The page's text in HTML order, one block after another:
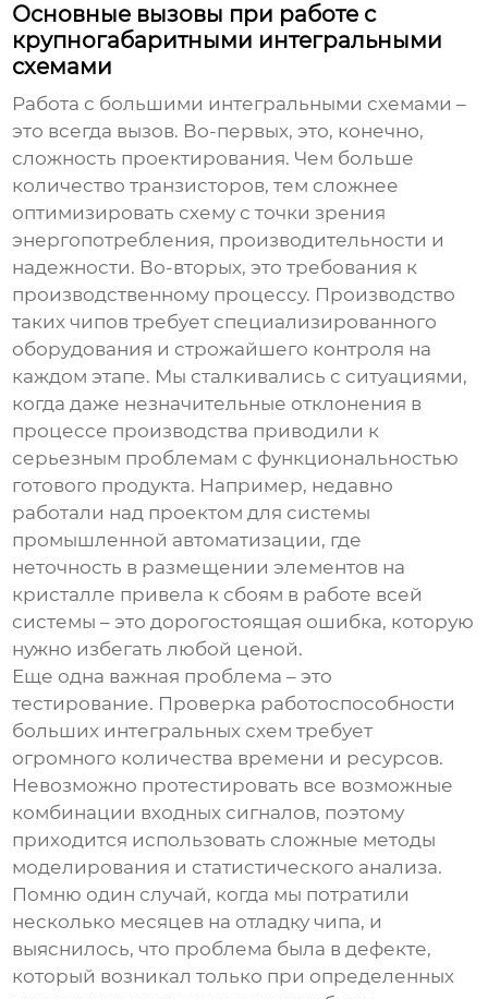
Основные вызовы при работе с
крупногабаритными интегральными
схемами
Работа с большими интегральными схемами –
это всегда вызов. Во-первых, это, конечно,
сложность проектирования. Чем больше
количество транзисторов, тем сложнее
оптимизировать схему с точки зрения
энергопотребления, производительности и
надежности. Во-вторых, это требования к
производственному процессу. Производство
таких чипов требует специализированного
оборудования и строжайшего контроля на
каждом этапе. Мы сталкивались с ситуациями,
когда даже незначительные отклонения в
процессе производства приводили к
серьезным проблемам с функциональностью
готового продукта. Например, недавно
работали над проектом для системы
промышленной автоматизации, где
неточность в размещении элементов на
кристалле привела к сбоям в работе всей
системы – это дорогостоящая ошибка, которую
нужно избегать любой ценой.
Еще одна важная проблема – это
тестирование. Проверка работоспособности
больших интегральных схем требует
огромного количества времени и ресурсов.
Невозможно протестировать все возможные
комбинации входных сигналов, поэтому
приходится использовать сложные методы
моделирования и статистического анализа.
Помню один случай, когда мы потратили
несколько месяцев на отладку чипа, и
выяснилось, что проблема была в дефекте,
который возникал только при определенных